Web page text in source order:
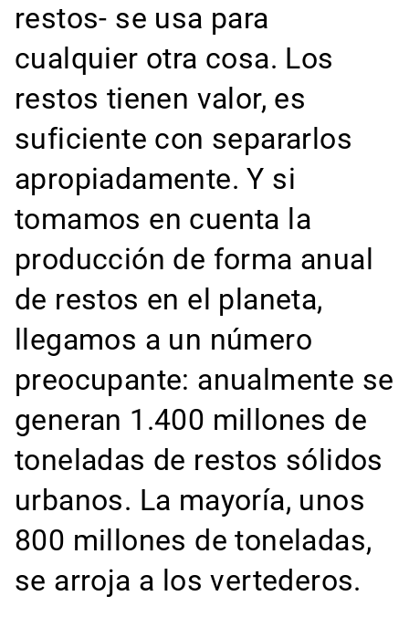
restos- se usa para
cualquier otra cosa. Los
restos tienen valor, es
suficiente con separarlos
apropiadamente. Y si
tomamos en cuenta la
producción de forma anual
de restos en el planeta,
llegamos a un número
preocupante: anualmente se
generan 1.400 millones de
toneladas de restos sólidos
urbanos. La mayoría, unos
800 millones de toneladas,
se arroja a los vertederos.